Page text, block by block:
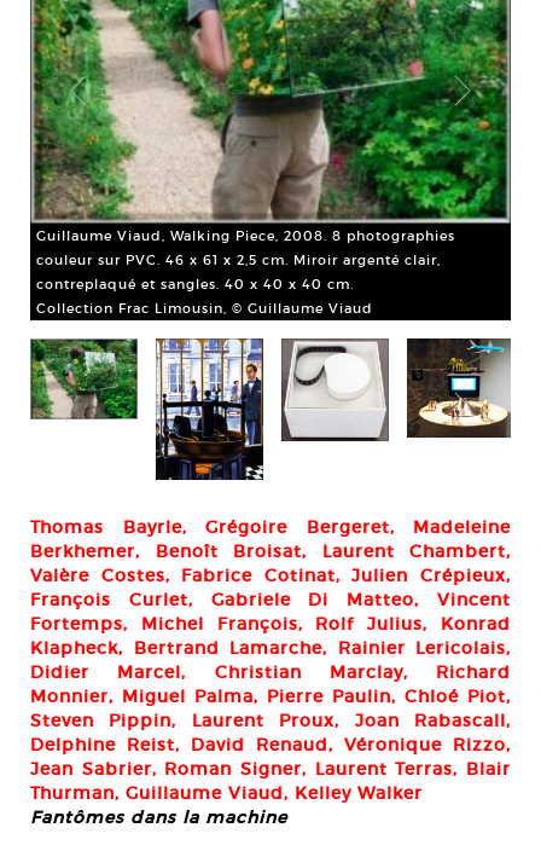
Guillaume Viaud, Walking Piece, 2008. 8 photographies
couleur sur PVC. 46 x 61 x 2,5 cm. Miroir argenté clair,
contreplaqué et sangles. 40 x 40 x 40 cm.
Collection Frac Limousin, © Guillaume Viaud
Thomas Bayrle, Grégoire Bergeret, Madeleine
Berkhemer, Benoît Broisat, Laurent Chambert,
Valère Costes, Fabrice Cotinat, Julien Crépieux,
François Curlet, Gabriele Di Matteo, Vincent
Fortemps, Michel François, Rolf Julius, Konrad
Klapheck, Bertrand Lamarche, Rainier Lericolais,
Didier Marcel, Christian Marclay, Richard
Monnier, Miguel Palma, Pierre Paulin, Chloé Piot,
Steven Pippin, Laurent Proux, Joan Rabascall,
Delphine Reist, David Renaud, Véronique Rizzo,
Jean Sabrier, Roman Signer, Laurent Terras, Blair
Thurman, Guillaume Viaud, Kelley Walker
Fantômes dans la machine